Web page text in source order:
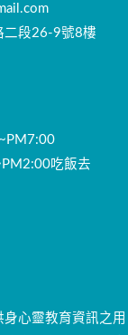
二段26-9號8樓
吃飯去
心靈教育資訊之用